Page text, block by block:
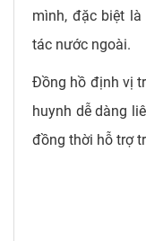
mình, đặc biệt
tác nước ngoài.
Đồng hồ định vị
huynh dễ dàng
đồng thời hỗ trợ